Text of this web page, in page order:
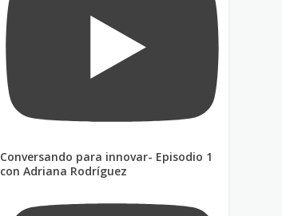
Conversando para innovar- Episodio 1
con Adriana Rodríguez